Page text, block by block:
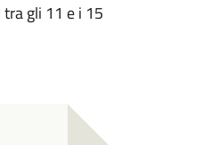
tra gli 11 e i 15